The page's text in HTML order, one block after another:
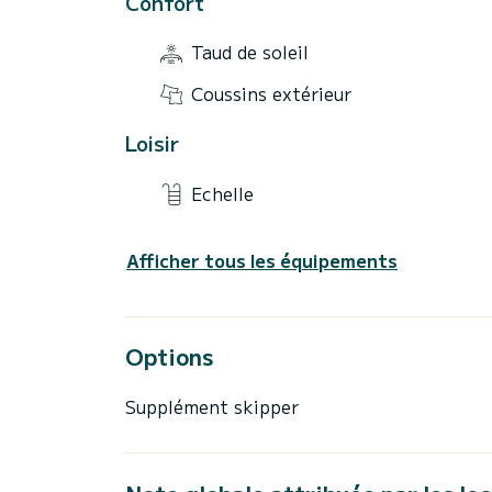
Taud de soleil
Coussins extérieur
Loisir
Echelle
Afficher tous les équipements
Options
Supplément skipper